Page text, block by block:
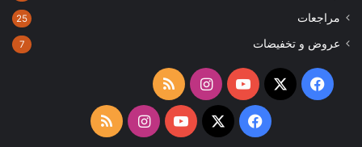
مراجعات 25
عروض و تخفيضات 7
فيسبوك
‫X
‫YouTubeانستقرامملخص
الموقع
فيسبوك
‫X
‫YouTubeانستقرامملخص